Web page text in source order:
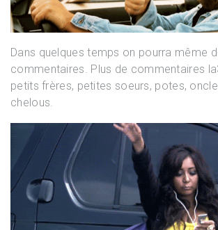
Dans quelques temps on pourra même
commentaires. Plus de commentaires
petits frères, petites soeurs, potes,
chelous.